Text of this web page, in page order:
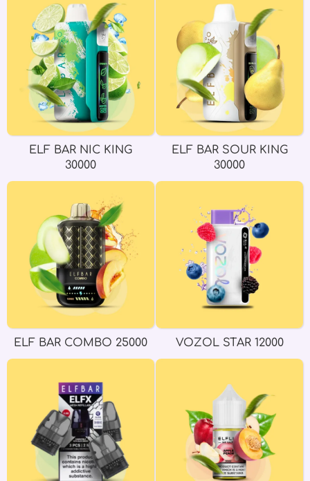
ELF BAR NIC KING
30000
ELF BAR SOUR KING
30000
ELF BAR COMBO 25000 VOZOL STAR 12000